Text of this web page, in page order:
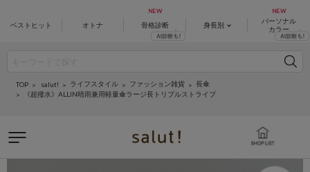
ベストヒット オトナ 骨格診断 身長別
パーソナル
カラー
TOP salut! ライフスタイル ファッション雑貨
長傘
《超撥水》ALLIN晴雨兼用軽量傘ラージ長トリプルストライプ